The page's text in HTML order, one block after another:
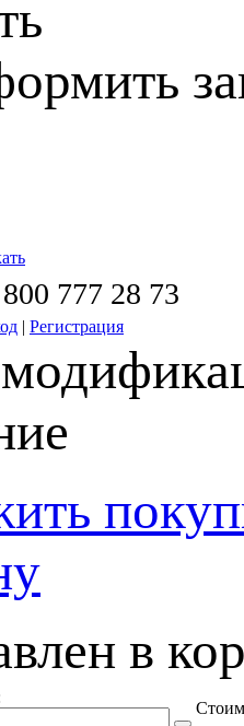
777 28 73
| Регистрация
в